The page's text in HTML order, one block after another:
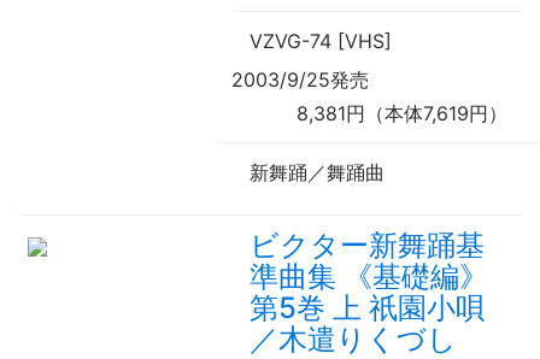
VZVG-74 [VHS]
2003/9/25発売
8,381円（本体7,619円）
新舞踊／舞踊曲
ビクター新舞踊基
準曲集 《基礎編》
第5巻 上 祇園小唄
／木遣りくづし